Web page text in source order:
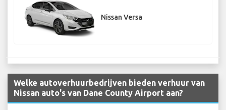
Nissan Versa
Welke autoverhuurbedrijven bieden verhuur van
Nissan auto's van Dane County Airport aan?